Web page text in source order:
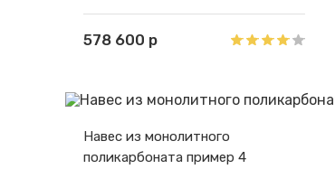
578 600 р
Навес из монолитного
поликарбоната пример 4